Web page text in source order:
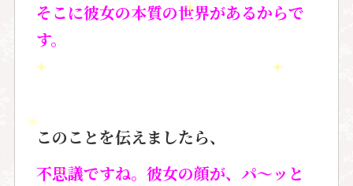
そこに彼女の本質の世界があるからで
す。
このことを伝えましたら、
不思議ですね。彼女の顔が、パ～ッと